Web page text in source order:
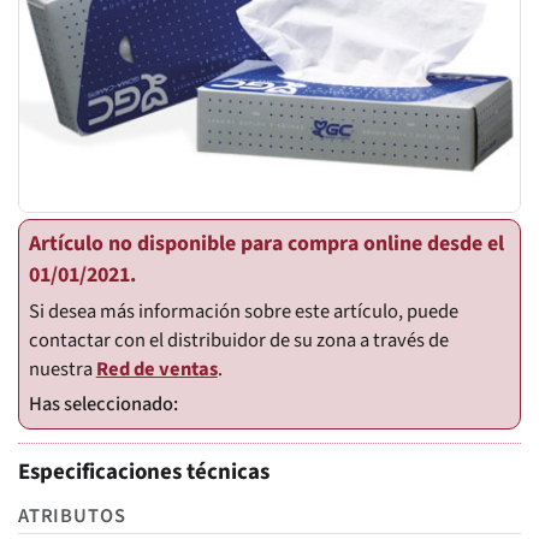
Artículo no disponible para compra online desde el
01/01/2021.
Si desea más información sobre este artículo, puede
contactar con el distribuidor de su zona a través de
nuestraRed de ventas.
Especificaciones técnicas
ATRIBUTOS